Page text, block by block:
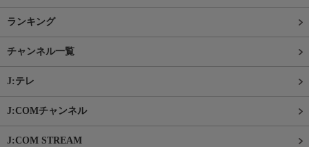
ランキング
チャンネル一覧
J:テレ
J:COMチャンネル
J:COM STREAM